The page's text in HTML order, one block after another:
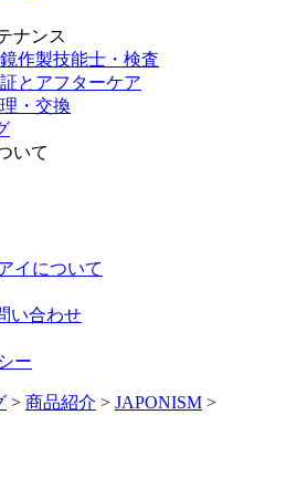
ナンス
作製技能士・検査
とアフターケア
・交換
いて
イについて
い合わせ
ー
> 商品紹介 > JAPONISM >